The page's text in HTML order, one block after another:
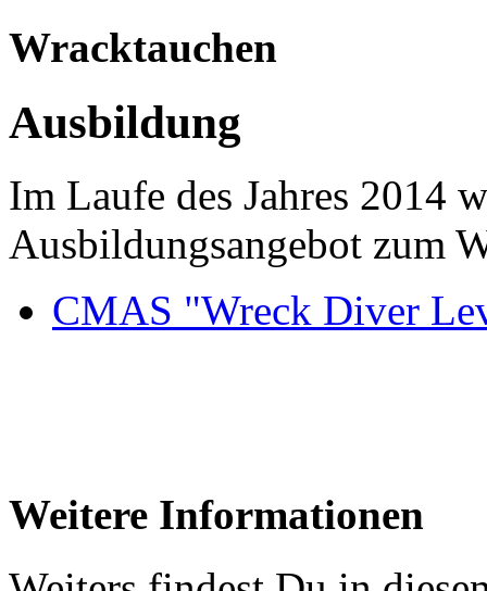
Wracktauchen
Ausbildung
Im Laufe des Jahres 2014
Ausbildungsangebot zum
CMAS "Wreck Diver
Weitere Informationen